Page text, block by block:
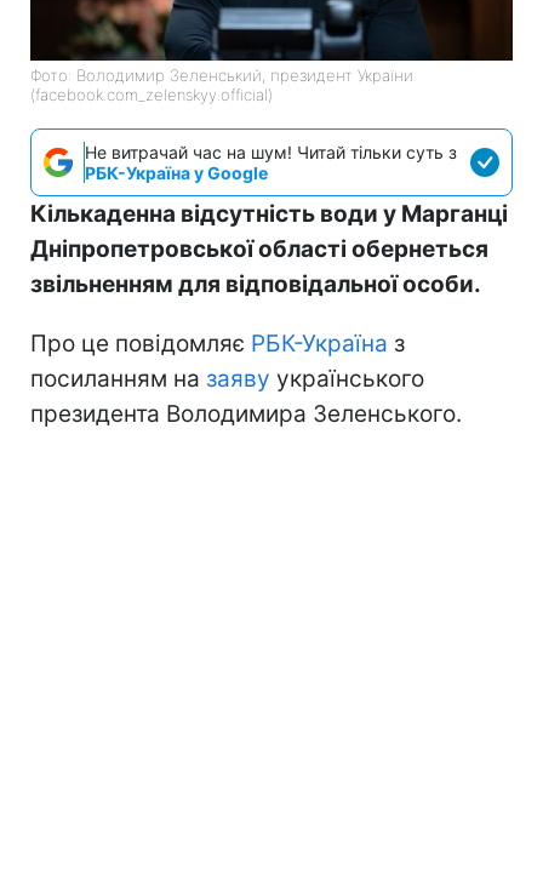
Фото: Володимир Зеленський, президент України
(facebook.com_zelenskyy.official)
Не витрачай час на шум! Читай тільки суть з
РБК-Україна у Google
Кількаденна відсутність води у Марганці
Дніпропетровської області обернеться
звільненням для відповідальної особи.
Про це повідомляє РБК-Україна з
посиланням на заяву українського
президента Володимира Зеленського.